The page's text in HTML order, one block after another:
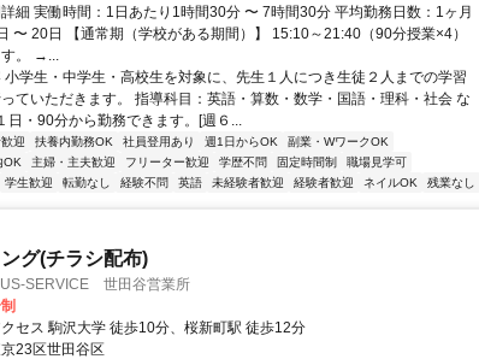
細 実働時間：1日あたり1時間30分 〜 7時間30分 平均勤務日数：1ヶ月
〜 20日 【通常期（学校がある期間）】 15:10～21:40（90分授業×4）
す。 →...
小学生・中学生・高校生を対象に、先生１人につき生徒２人までの学習
ていただきます。 指導科目：英語・算数・数学・国語・理科・社会 な
日・90分から勤務できます。[週６...
迎 扶養内勤務OK 社員登用あり 週1日からOK
副業・WワークOK
OK
主婦・主夫歓迎 フリーター歓迎 学歴不問 固定時間制
職場見学可
学生歓迎 転勤なし 経験不問 英語 未経験者歓迎 経験者歓迎 ネイルOK 残業なし
グ(チラシ配布)
SERVICE 世田谷営業所
セス 駒沢大学 徒歩10分、桜新町駅 徒歩12分
23区世田谷区